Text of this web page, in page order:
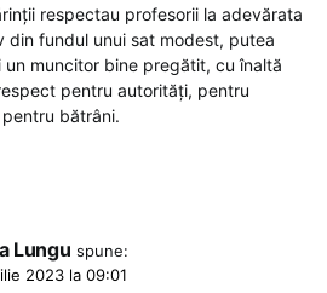
respectau profesorii la adevărata
din fundul unui sat modest, putea
muncitor bine pregătit, cu înaltă
pentru autorități, pentru
bătrâni.
Lungu spune:
2023 la 09:01